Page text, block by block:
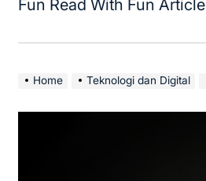
Fun Read With Fun Article
Home Teknologi dan Digital